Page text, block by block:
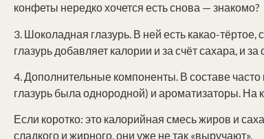
конфеты нередко хочется есть снова — знакомо?
3. Шоколадная глазурь. В ней есть какао-
глазурь добавляет калории и за счёт сахара, и
4. Дополнительные компоненты. В составе
глазурь была однородной) и ароматизаторы. На
Если коротко: это калорийная смесь жиров и
сладкого и жирного, они уже не так «выручают».